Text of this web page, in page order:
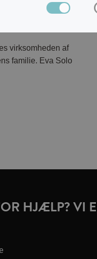
virksomheden af
familie. Eva Solo
HJÆLP? VI